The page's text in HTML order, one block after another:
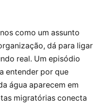
como um assunto
dá para ligar
real. Um episódio
entender por que
água aparecem em
migratórias conecta